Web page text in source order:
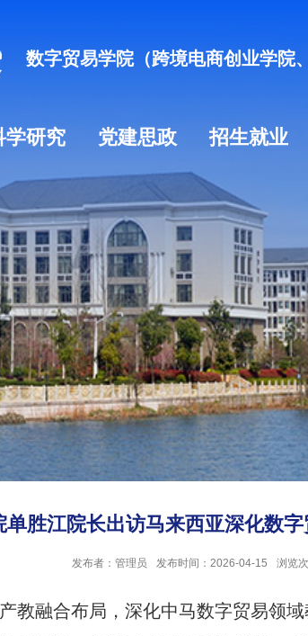
数字贸易学院（跨境电商创业学院
学研究 党建思政 招生就业
单胜江院长出访马来西亚深化数
发布者：管理员 发布时间：2026-04-15 浏览
教融合布局，深化中马数字贸易领域